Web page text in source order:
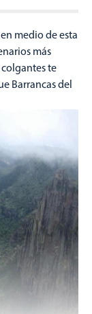
medio de esta
más
te
Barrancas del